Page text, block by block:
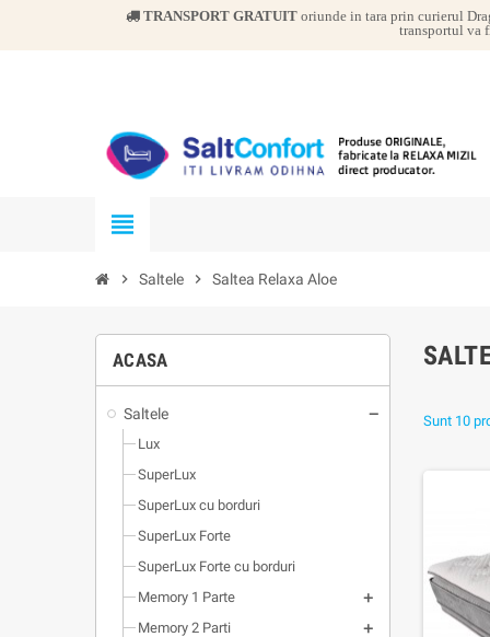
TRANSPORT GRATUIT oriunde in tara prin curierul
transportul va
view_headline
chevron_right Saltele chevron_right Saltea Relaxa Aloe
ACASA
Saltele
Lux
SuperLux
SuperLux cu borduri
SuperLux Forte
SuperLux Forte cu borduri
Memory 1 Parte
Memory 2 Parti
Sunt 10